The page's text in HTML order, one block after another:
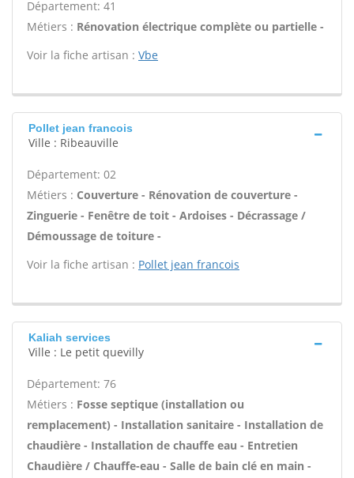
Département: 41
Métiers : Rénovation électrique complète ou partielle -
Voir la fiche artisan : Vbe
Pollet jean francois
Ville : Ribeauville
Département: 02
Métiers : Couverture - Rénovation de couverture -
Zinguerie - Fenêtre de toit - Ardoises - Décrassage /
Démoussage de toiture -
Voir la fiche artisan : Pollet jean francois
Kaliah services
Ville : Le petit quevilly
Département: 76
Métiers : Fosse septique (installation ou
remplacement) - Installation sanitaire - Installation de
chaudière - Installation de chauffe eau - Entretien
Chaudière / Chauffe-eau - Salle de bain clé en main -